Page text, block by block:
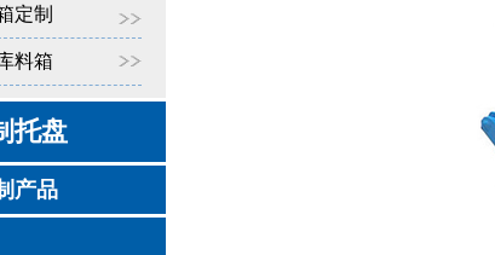
定制
料箱
托盘
产品